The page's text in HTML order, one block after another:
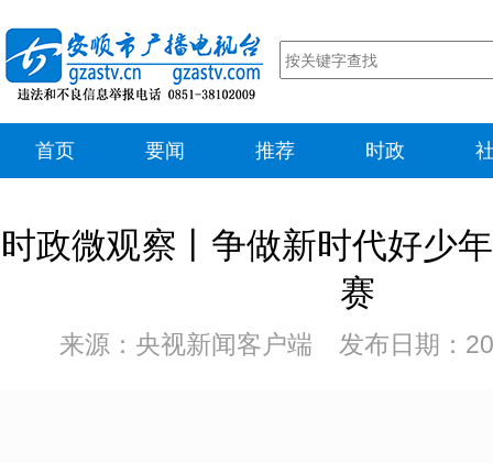
首页 要闻 推荐 时政
时政微观察丨争做新时代好少
赛
来源：央视新闻客户端 发布日期：